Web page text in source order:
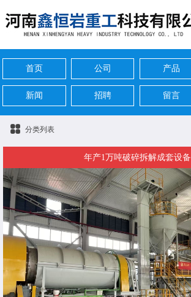
首页 公司 产品
新闻 招聘 留言
分类列表
年产1万吨破碎拆解成套设备